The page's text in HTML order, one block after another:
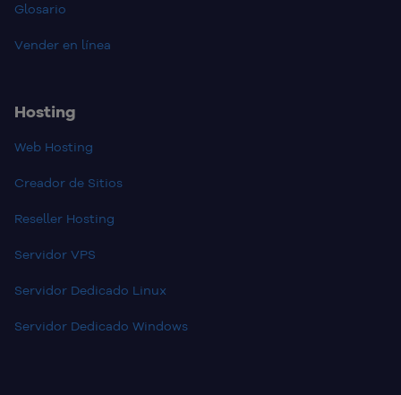
Glosario
Vender en línea
Hosting
Web Hosting
Creador de Sitios
Reseller Hosting
Servidor VPS
Servidor Dedicado Linux
Servidor Dedicado Windows